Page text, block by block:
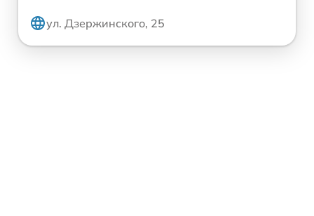
ул. Дзержинского, 25